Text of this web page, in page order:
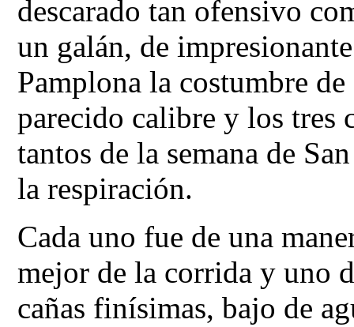
descarado tan ofensivo
un galán, de
Pamplona la costumbre
parecido calibre y los tres
tantos de la semana de
la respiración.
Cada uno fue de una
mejor de la corrida y uno
cañas finísimas, bajo de